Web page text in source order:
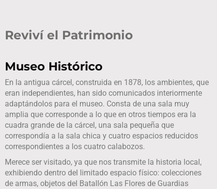
Reviví el Patrimonio
Museo Histórico
En la antigua cárcel, construida en 1878, los ambientes, que
eran independientes, han sido comunicados interiormente
adaptándolos para el museo. Consta de una sala muy
amplia que corresponde a lo que en otros tiempos era la
cuadra grande de la cárcel, una sala pequeña que
correspondía a la sala chica y cuatro espacios reducidos
correspondientes a los cuatro calabozos.
Merece ser visitado, ya que nos transmite la historia local,
exhibiendo dentro del limitado espacio físico: colecciones
de armas, objetos del Batallón Las Flores de Guardias